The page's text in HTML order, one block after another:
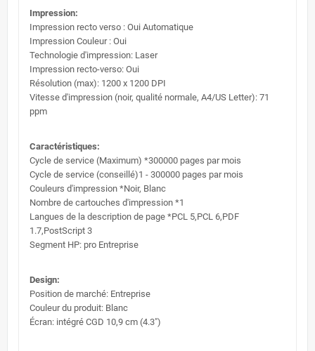
Impression:
Impression recto verso : Oui Automatique
Impression Couleur : Oui
Technologie d'impression: Laser
Impression recto-verso: Oui
Résolution (max): 1200 x 1200 DPI
Vitesse d'impression (noir, qualité normale, A4/US Letter): 71
ppm
Caractéristiques:
Cycle de service (Maximum) *300000 pages par mois
Cycle de service (conseillé)1 - 300000 pages par mois
Couleurs d'impression *Noir, Blanc
Nombre de cartouches d'impression *1
Langues de la description de page *PCL 5,PCL 6,PDF
1.7,PostScript 3
Segment HP: pro Entreprise
Design:
Position de marché: Entreprise
Couleur du produit: Blanc
Écran: intégré CGD 10,9 cm (4.3")